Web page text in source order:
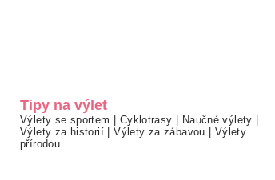
Tipy na výlet
Výlety se sportem Cyklotrasy Naučné výlety
Výlety za historií |Výlety za zábavou
Výlety
přírodou